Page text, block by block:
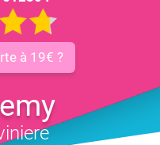
à 19€ ?